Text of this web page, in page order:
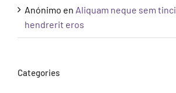
Anónimo en Aliquam neque sem
hendrerit eros
Categories